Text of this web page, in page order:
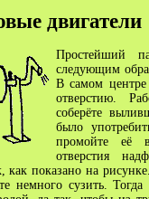
двигатели
Простейший
следующим
В самом центре
отверстию.
соберёте
было
промойте её
отверстия
как показано на
немного сузить. Тогда